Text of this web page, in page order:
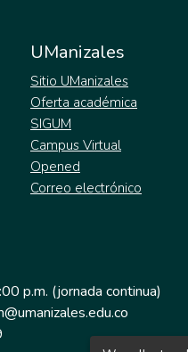
UManizales
Sitio UManizales
Oferta académica
SIGUM
Campus Virtual
Opened
Correo electrónico
p.m. (jornada continua)